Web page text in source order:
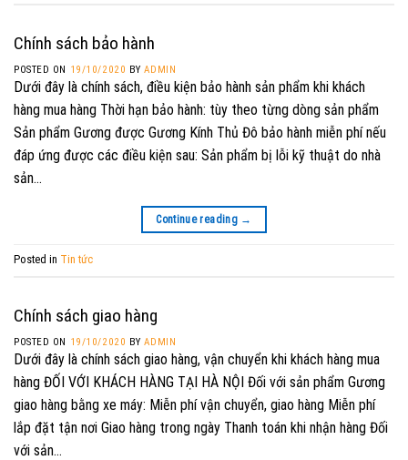
Chính sách bảo hành
POSTED ON 19/10/2020 BYADMIN
Dưới đây là chính sách, điều kiện bảo hành sản phẩm khi khách
hàng mua hàng Thời hạn bảo hành: tùy theo từng dòng sản phẩm
Sản phẩm Gương được Gương Kính Thủ Đô bảo hành miễn phí nếu
đáp ứng được các điều kiện sau: Sản phẩm bị lỗi kỹ thuật do nhà
sản…
Continue reading →
Posted in Tin tức
Chính sách giao hàng
POSTED ON 19/10/2020 BYADMIN
Dưới đây là chính sách giao hàng, vận chuyển khi khách hàng mua
hàng ĐỐI VỚI KHÁCH HÀNG TẠI HÀ NỘI Đối với sản phẩm Gương
giao hàng bằng xe máy: Miễn phí vận chuyển, giao hàng Miễn phí
lắp đặt tận nơi Giao hàng trong ngày Thanh toán khi nhận hàng Đối
với sản…